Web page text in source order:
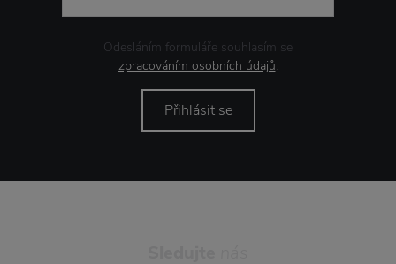
Odesláním formuláře souhlasím se
zpracováním osobních údajů.
Přihlásit se